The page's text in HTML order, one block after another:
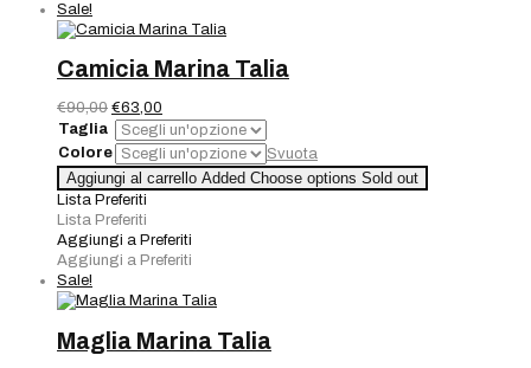
Sale!
Camicia Marina Talia
€90,00 Il
prezzo
originale
era:
€90,00.
€63,00
prezzo
attuale
è:
€63,00.
Taglia
Colore
Svuota
Camicia
Marina
Talia
quantità
Aggiungi al carrello Added Choose options Sold out
Lista Preferiti
Lista Preferiti
Aggiungi a Preferiti
Aggiungi a Preferiti
Sale!
Maglia Marina Talia